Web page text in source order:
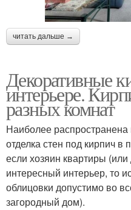
читать дальше →
Декоративные
интерьере.
разных комнат
Наиболее распространена
отделка стен под кирпич в
если хозяин квартиры (или
интересный интерьер, то
облицовки допустимо во
загородный дом).